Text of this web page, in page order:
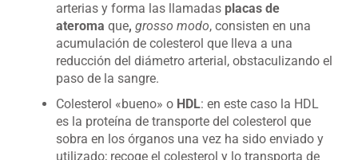
arterias y forma las llamadas placas de
ateroma que, grosso modo, consisten en una
acumulación de colesterol que lleva a una
reducción del diámetro arterial, obstaculizando el
paso de la sangre.
Colesterol «bueno» o HDL: en este caso la HDL
es la proteína de transporte del colesterol que
sobra en los órganos una vez ha sido enviado y
utilizado; recoge el colesterol y lo transporta de